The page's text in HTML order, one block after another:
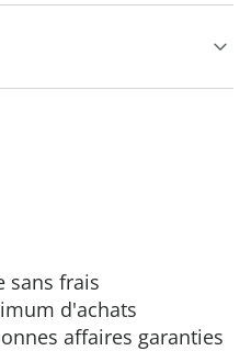
sans frais
d'achats
affaires garanties